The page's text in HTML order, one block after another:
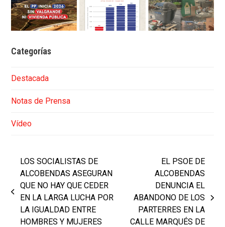
Categorías
Destacada
Notas de Prensa
Vídeo
previous
post:
LOS SOCIALISTAS DE
ALCOBENDAS ASEGURAN
QUE NO HAY QUE CEDER
EN LA LARGA LUCHA POR
LA IGUALDAD ENTRE
HOMBRES Y MUJERES
next
post:
EL PSOE DE
ALCOBENDAS
DENUNCIA EL
ABANDONO DE LOS
PARTERRES EN LA
CALLE MARQUÉS DE